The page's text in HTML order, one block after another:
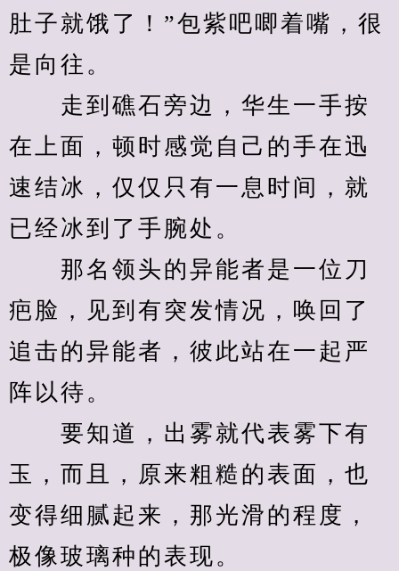
肚子就饿了！”包紫吧唧着嘴，很
是向往。
走到礁石旁边，华生一手按
在上面，顿时感觉自己的手在迅
速结冰，仅仅只有一息时间，就
已经冰到了手腕处。
那名领头的异能者是一位刀
疤脸，见到有突发情况，唤回了
追击的异能者，彼此站在一起严
阵以待。
要知道，出雾就代表雾下有
玉，而且，原来粗糙的表面，也
变得细腻起来，那光滑的程度，
极像玻璃种的表现。